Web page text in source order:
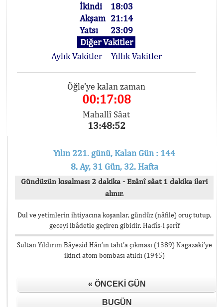
İkindi
18:03
Akşam 21:14
Yatsı
23:09
Diğer Vakitler
Aylık Vakitler
Yıllık Vakitler
Öğle'ye kalan zaman
00:17:08
Mahallî Sâat
13:48:52
Yılın 221. günü, Kalan Gün : 144
8. Ay, 31 Gün, 32. Hafta
Gündüzün kısalması 2 dakika - Ezânî sâat 1 dakika ileri
alınır.
Dul ve yetimlerin ihtiyacına koşanlar, gündüz (nâfile) oruç tutup,
geceyi ibâdetle geçiren gibidir. Hadîs-i şerîf
Sultan Yıldırım Bâyezid Hân’ın taht’a çıkması (1389) Nagazaki’ye
ikinci atom bombası atıldı (1945)
« ÖNCEKI GÜN
BUGÜN